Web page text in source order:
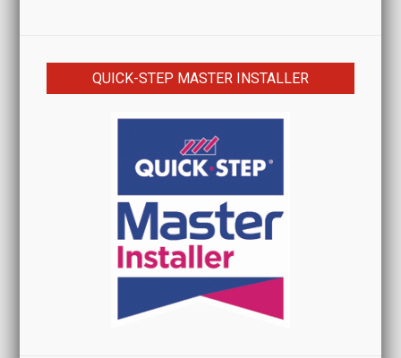
QUICK-STEP MASTER INSTALLER